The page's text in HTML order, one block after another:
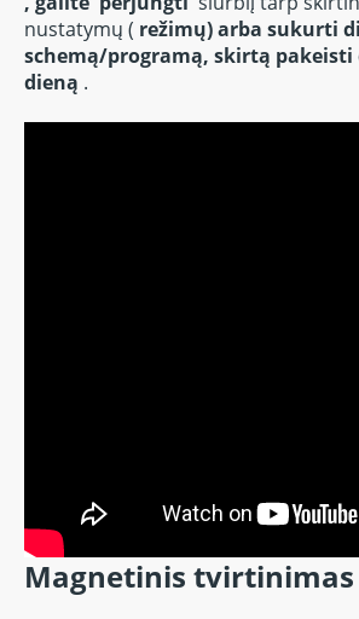
nustatymų ( režimų) arba sukurti
schemą/programą, skirtą pakeisti
dieną .
Magnetinis tvirtinimas